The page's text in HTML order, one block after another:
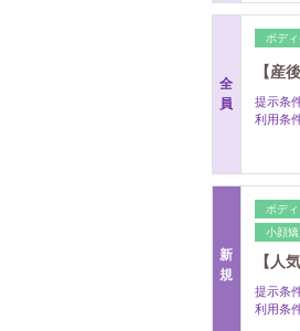
全
員
ボデ
【産
提示条
利用条
新
規
ボディ
小顔矯
【人
提示条
利用条